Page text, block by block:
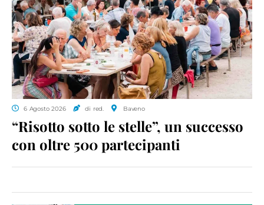
6 Agosto 2026 di red. Baveno
“Risotto sotto le stelle”, un successo
con oltre 500 partecipanti